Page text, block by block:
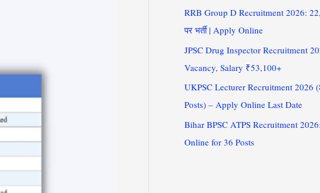
RRB Group D Recruitment 2026:
पर भर्ती | Apply Online
JPSC Drug Inspector Recruitment
Vacancy, Salary ₹53,100+
UKPSC Lecturer Recruitment 2026
Posts) – Apply Online Last Date
Bihar BPSC ATPS Recruitment
Online for 36 Posts